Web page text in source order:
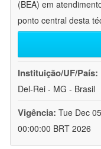
(BEA) em
ponto central desta
Instituição/UF/País:
Del-Rei - MG - Brasil
Vigência: Tue Dec
00:00:00 BRT 2026